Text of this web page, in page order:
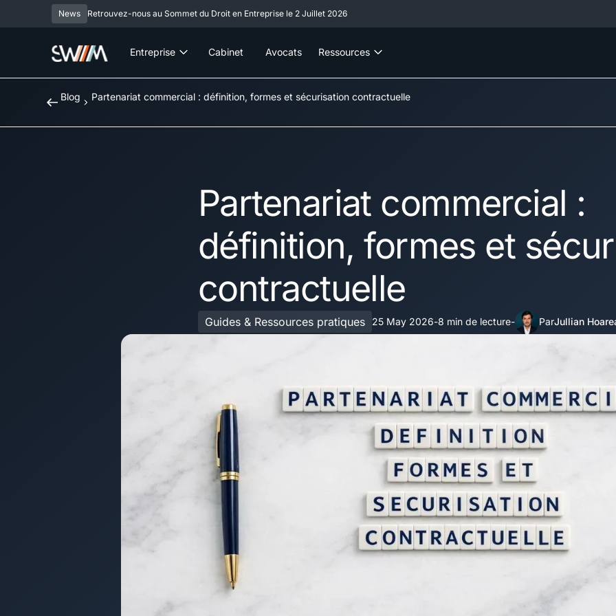
News Retrouvez-nous au Sommet du Droit en Entreprise le 2 Juillet 2026
Entreprise Cabinet Avocats Ressources
Blog Partenariat commercial : définition, formes et sécurisation contractuelle
Partenariat commercial :
définition, formes et
contractuelle
Guides & Ressources pratiques 25 May 2026-8 min de lecture- ParJullian